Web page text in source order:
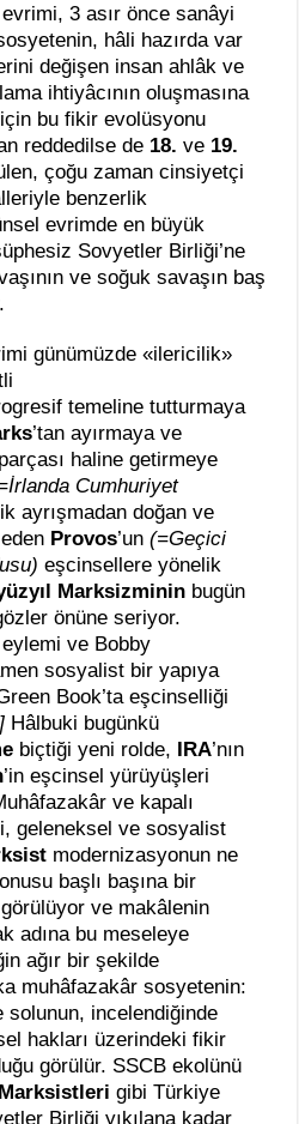
3 asır önce sanâyi
hâli hazırda var
değişen insan ahlâk ve
ihtiyâcının oluşmasına
bu fikir evolüsyonu
reddedilse de 18. ve 19.
çoğu zaman cinsiyetçi
benzerlik
evrimde en büyük
Sovyetler Birliği’ne
ve soğuk savaşın baş
günümüzde «ilericilik»
temeline tutturmaya
’tan ayırmaya ve
haline getirmeye
Cumhuriyet
ayrışmadan doğan ve
Provos’un(=Geçici
eşcinsellere yönelik
Marksizminin bugün
önüne seriyor.
eylemi ve Bobby
sosyalist bir yapıya
Book’ta eşcinselliği
Hâlbuki bugünkü
biçtiği yeni rolde, IRA’nın
’in eşcinsel yürüyüşleri
ve kapalı
geleneksel ve sosyalist
modernizasyonun ne
başlı başına bir
ve makâlenin
adına bu meseleye
ağır bir şekilde
muhâfazakâr sosyetenin:
incelendiğinde
hakları üzerindeki fikir
görülür. SSCB ekolünü
Marksistleri gibi Türkiye
Birliği yıkılana kadar